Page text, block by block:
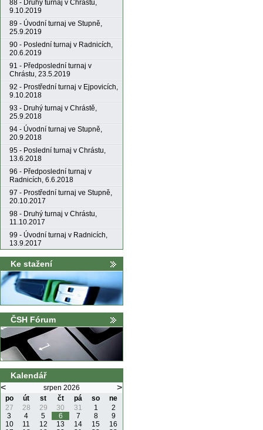
88 - Druhý turnaj v Chrástu,
9.10.2019
89 - Úvodní turnaj ve Stupně,
25.9.2019
90 - Poslední turnaj v Radnicích,
20.6.2019
91 - Předposlední turnaj v
Chrástu, 23.5.2019
92 - Prostřední turnaj v Ejpovicích,
9.10.2018
93 - Druhý turnaj v Chrástě,
25.9.2018
94 - Úvodní turnaj ve Stupně,
20.9.2018
95 - Poslední turnaj v Chrástu,
13.6.2018
96 - Předposlední turnaj v
Radnicích, 6.6.2018
97 - Prostřední turnaj ve Stupně,
20.10.2017
98 - Druhý turnaj v Chrástu,
11.10.2017
99 - Úvodní turnaj v Radnicích,
13.9.2017
Ke stažení
ČSH Fórum
Kalendář
< srpen 2026 >
po út st čt pá so
ne
27
28 29 30 31 1
2
3
4 5 6 7 8
9
10
11 12 13 14 15
16